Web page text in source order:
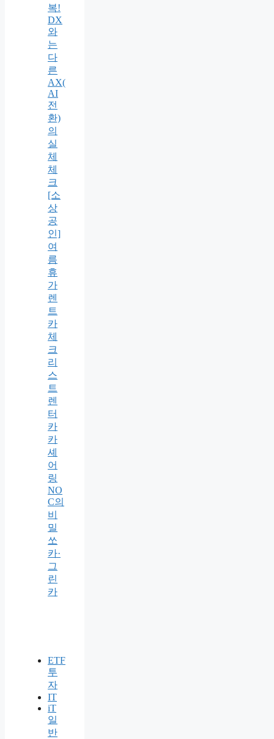
복!
DX
와
는
다
른
AX(
AI
전
환)
의
실
체
체
크
[소
상
공
인]
여
름
휴
가
렌
트
카
체
크
리
스
트
렌
터
카
카
셰
어
링
NO
C의
비
밀
쏘
카·
그
린
카
ETF
투
자
IT
iT
일
반